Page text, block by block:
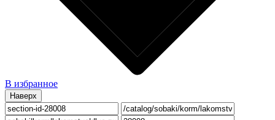
В избранное
Наверх